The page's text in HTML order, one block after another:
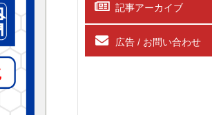
記事アーカイブ
広告 / お問い合わせ